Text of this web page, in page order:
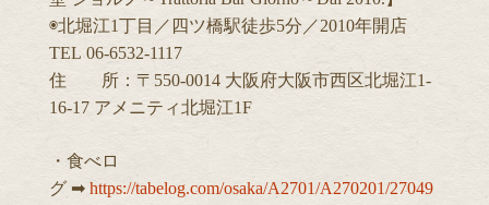
◉北堀江1丁目／四ツ橋駅徒歩5分／2010年開店
TEL 06-6532-1117
住 所：〒550-0014 大阪府大阪市西区北堀江1-
16-17 アメニティ北堀江1F
・食べロ
グ ➡︎ https://tabelog.com/osaka/A2701/A270201/27049